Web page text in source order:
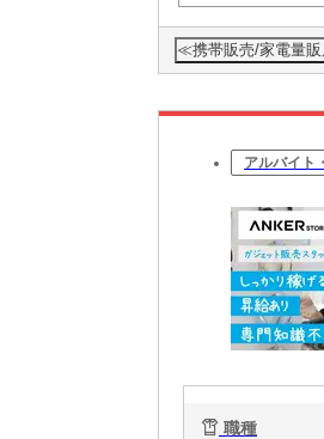
≪携帯販売/家電量販
アルバイト
職種